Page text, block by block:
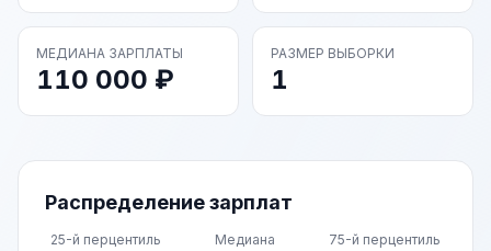
МЕДИАНА ЗАРПЛАТЫ
110 000 ₽
РАЗМЕР ВЫБОРКИ
1
Распределение зарплат
25-й перцентиль Медиана 75-й перцентиль